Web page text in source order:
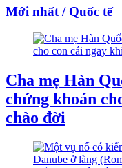
Mới nhất / Quốc tế
Cha mẹ Hàn
chứng khoán
chào đời